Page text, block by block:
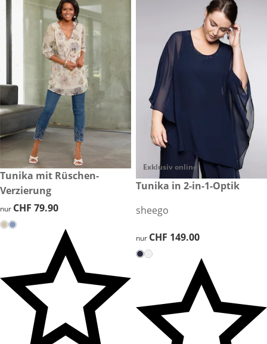
CHF 79.90
Tunika mit Rüschen-
Verzierung
CHF 79.90
nur CHF 79.90
Exklusiv online
CHF 149.00
Tunika in 2-in-1-Optik
sheego
CHF 149.00
nur CHF 149.00